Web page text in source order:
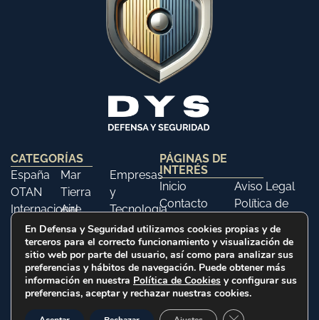
CATEGORÍAS
España
OTAN
Internacional
Opinión
Mar
Tierra
Aire
Libros
Empresas
y
Tecnología
Ferias y
Eventos
Historia
PÁGINAS DE
INTERÉS
Inicio
Contacto
Aviso Legal
Política de
Política de
Cookies
2025 © Defensa y Seguridad. Todos los derechos
En Defensa y Seguridad utilizamos cookies propias y de
terceros para el correcto funcionamiento y visualización de
sitio web por parte del usuario, así como para analizar sus
preferencias y hábitos de navegación. Puede obtener más
información en nuestra Política de Cookies y configurar sus
preferencias, aceptar y rechazar nuestras cookies.
Cerrar el banner